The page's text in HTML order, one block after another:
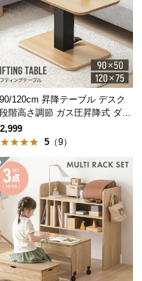
ているため横揺れに
性を高めた設計で
120cm 昇降テーブル デスク
階高さ調節 ガス圧昇降式 ダイ
グ 高さ55~70cm
5 （9）